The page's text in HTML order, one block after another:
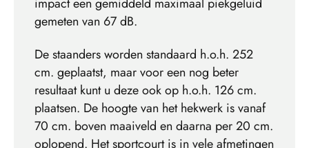
impact een gemiddeld maximaal piekgeluid
gemeten van 67 dB.
De staanders worden standaard h.o.h. 252
cm. geplaatst, maar voor een nog beter
resultaat kunt u deze ook op h.o.h. 126 cm.
plaatsen. De hoogte van het hekwerk is vanaf
70 cm. boven maaiveld en daarna per 20 cm.
oplopend. Het sportcourt is in vele afmetingen